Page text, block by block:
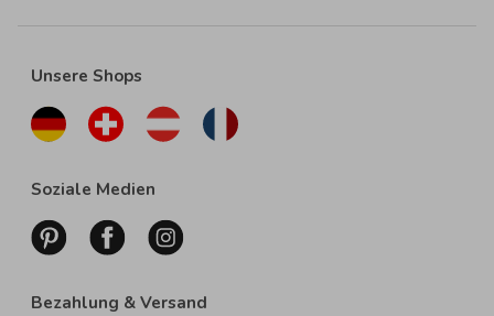
Unsere Shops
Soziale Medien
Bezahlung & Versand